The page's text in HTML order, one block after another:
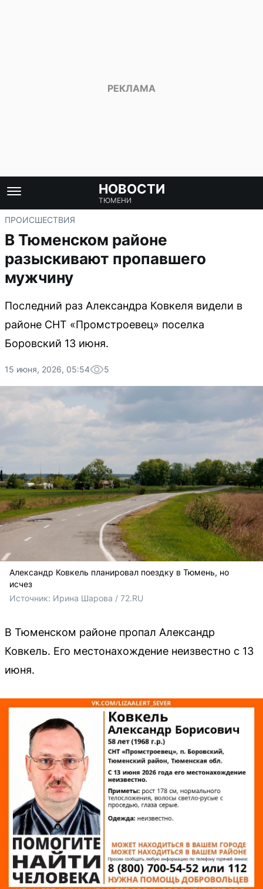
НОВОСТИ
ТЮМЕНИ
ПРОИСШЕСТВИЯ
В Тюменском районе
разыскивают пропавшего
мужчину
Последний раз Александра Ковкеля видели в
районе СНТ «Промстроевец» поселка
Боровский 13 июня.
15 июня, 2026, 05:54 5
Александр Ковкель планировал поездку в Тюмень, но
исчез
Источник: Ирина Шарова / 72.RU
В Тюменском районе пропал Александр
Ковкель. Его местонахождение неизвестно с 13
июня.